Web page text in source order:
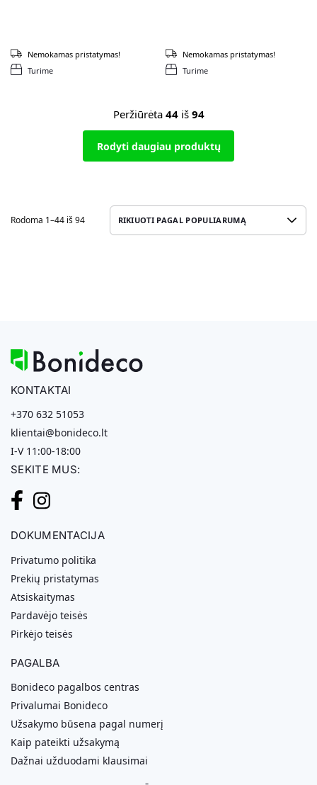
Turime
Nemokamas pristatymas!
Turime
Nemokamas pristatymas!
Peržiūrėta 44iš 94
Rodyti daugiau produktų
Rodoma 1–44 iš 94
KONTAKTAI
+370 632 51053
klientai@bonideco.lt
I-V 11:00-18:00
SEKITE MUS:
DOKUMENTACIJA
Privatumo politika
Prekių pristatymas
Atsiskaitymas
Pardavėjo teisės
Pirkėjo teisės
PAGALBA
Bonideco pagalbos centras
Privalumai Bonideco
Užsakymo būsena pagal numerį
Kaip pateikti užsakymą
Dažnai užduodami klausimai